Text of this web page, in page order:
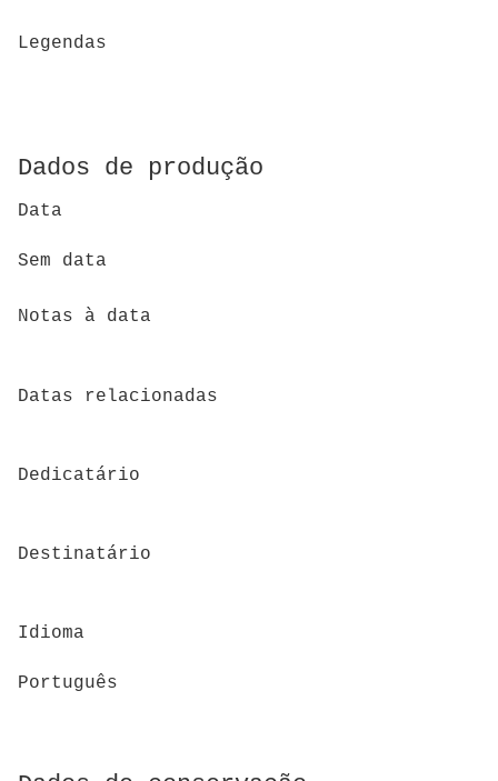
Legendas
Dados de produção
Data
Sem data
Notas à data
Datas relacionadas
Dedicatário
Destinatário
Idioma
Português